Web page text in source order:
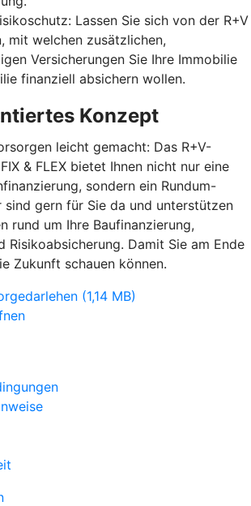
Lassen Sie sich von der R+V
mit welchen zusätzlichen,
Versicherungen Sie Ihre Immobilie
finanziell absichern wollen.
Konzept
leicht gemacht: Das R+V-
& FLEX bietet Ihnen nicht nur eine
sondern ein Rundum-
sind gern für Sie da und unterstützen
rund um Ihre Baufinanzierung,
Risikoabsicherung. Damit Sie am Ende
Zukunft schauen können.
(1,14 MB)